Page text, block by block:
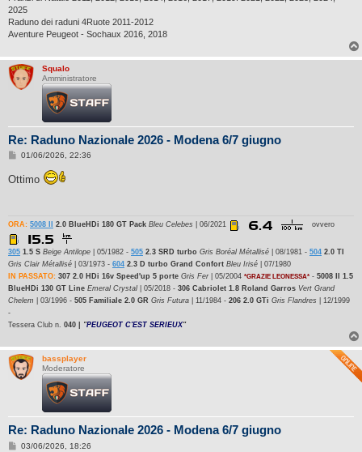
2025
Raduno dei raduni 4Ruote 2011-2012
Aventure Peugeot - Sochaux 2016, 2018
Squalo
Amministratore
Re: Raduno Nazionale 2026 - Modena 6/7 giugno
M
s
s
i
01/06/2026, 22:36
Ottimo
ORA: 5008 II 2.0 BlueHDi 180 GT Pack Bleu Celebes | 06/2021 ovvero
305 1.5 S Beige Antilope | 05/1982 - 505 2.3 SRD turbo Gris Boréal Métallisé | 08/1981 - 504 2.0 TI
Gris Clair Métallisé | 03/1973 - 604 2.3 D turbo Grand Confort Bleu Irisé | 07/1980
IN PASSATO: 307 2.0 HDi 16v Speed'up 5 porte Gris Fer| 05/2004 *GRAZIE LEONESSA* - 5008 II 1.5
BlueHDi 130 GT Line Emeral Crystal | 05/2018 - 306 Cabriolet 1.8 Roland Garros Vert Grand
Chelem | 03/1996 - 505 Familiale 2.0 GR Gris Futura | 11/1984 - 206 2.0 GTi Gris Flandres | 12/1999
-
Tessera Club n. 040 | "PEUGEOT C'EST SERIEUX"
bassplayer
Moderatore
Re: Raduno Nazionale 2026 - Modena 6/7 giugno
M03/06/2026, 18:26